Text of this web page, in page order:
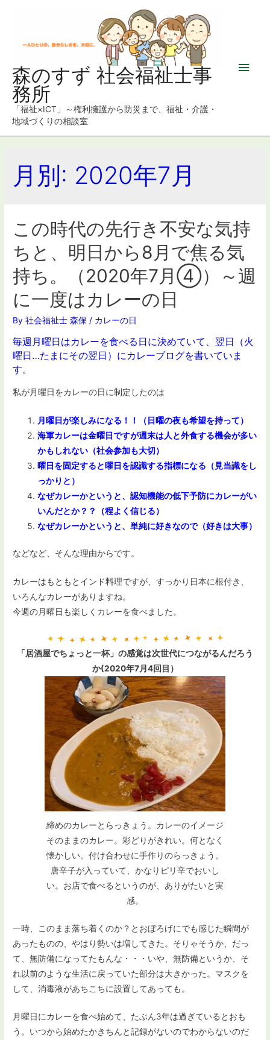
森のすず 社会福祉士事
務所
「福祉×ICT」～権利擁護から防災まで、福祉・介護・
地域づくりの相談室
メ
ー
月別: 2020年7月
この時代の先行き不安な気持
ちと、明日から8月で焦る気
持ち。（2020年7月④）～週
に一度はカレーの日
By社会福祉士 森保 / カレーの日
毎週月曜日はカレーを食べる日に決めていて、翌日（火
曜日…たまにその翌日）にカレーブログを書いていま
す。
私が月曜日をカレーの日に制定したのは
月曜日が楽しみになる！！（日曜の夜も希望を持って）
海軍カレーは金曜日ですが週末は人と外食する機会が多い
かもしれない（社会参加も大切）
曜日を固定すると曜日を認識する指標になる（見当識をし
っかりと）
なぜカレーかというと、認知機能の低下予防にカレーがい
いんだとか？？（程よく信じる）
なぜカレーかというと、単純に好きなので（好きは大事）
などなど、そんな理由からです。
カレーはもともとインド料理ですが、すっかり日本に根付き、
いろんなカレーがありますね。
今週の月曜日も楽しくカレーを食べました。
「居酒屋でちょっと一杯」の感覚は次世代につながるんだろう
か(2020年7月4回目）
締めのカレーとらっきょう。カレーのイメージ
そのままのカレー。彩どりがきれい。何となく
懐かしい。付け合わせに手作りのらっきょう。
唐辛子が入っていて、かなりピリ辛でおいし
い。お店で食べるというのが、ありがたいと実
感。
一時、このまま落ち着くのか？とおぼろげにでも感じた瞬間が
あったものの、やはり勢いは増してきた。そりゃそうか、だっ
て、無防備になってたもんな・・・いや、無防備というか、そ
れ以前のような生活に戻っていた部分は大きかった。マスクを
して、消毒液があちこちに設置してあっても。
月曜日にカレーを食べ始めて、たぶん3年は過ぎているとおも
う。いつから始めたかきちんと記録がないのでわからないのだ